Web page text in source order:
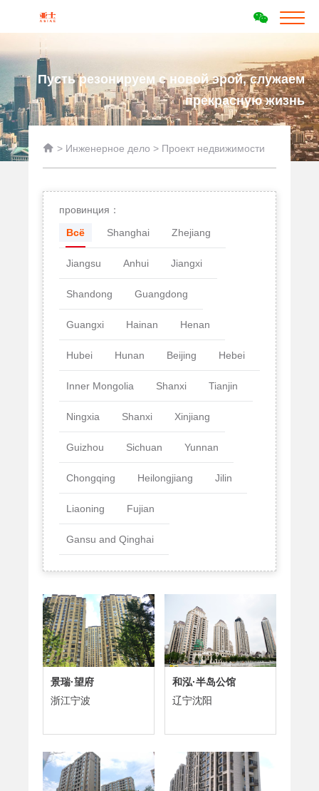
Пусть резонируем с новой эрой, служаем
прекрасную жизнь
 > Инженерное дело > Проект недвижимости
провинция：
Всё
Shanghai Zhejiang
Jiangsu Anhui Jiangxi
Shandong Guangdong
Guangxi Hainan Henan
Hubei Hunan Beijing Hebei
Inner Mongolia Shanxi Tianjin
Ningxia Shanxi Xinjiang
Guizhou Sichuan Yunnan
Chongqing Heilongjiang Jilin
Liaoning Fujian
Gansu and Qinghai
景瑞·望府
浙江宁波
和泓·半岛公馆
辽宁沈阳